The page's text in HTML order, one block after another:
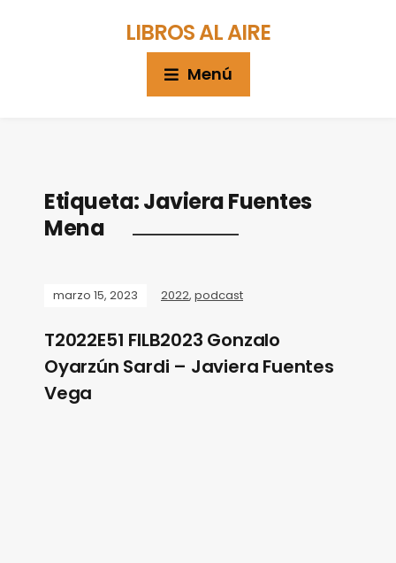
LIBROS AL AIRE
Menú
Etiqueta:Javiera Fuentes
Mena
marzo 15, 2023 2022, podcast
T2022E51 FILB2023 Gonzalo
Oyarzún Sardi – Javiera Fuentes
Vega